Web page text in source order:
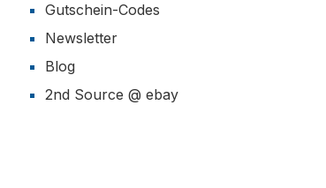
Gutschein-Codes
Newsletter
Blog
2nd Source @ ebay